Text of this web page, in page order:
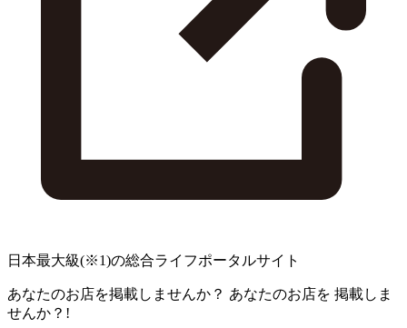
日本最大級(※1)の総合ライフポータルサイト
あなたのお店を掲載しませんか？ あなたのお店を 掲載しま
せんか？!